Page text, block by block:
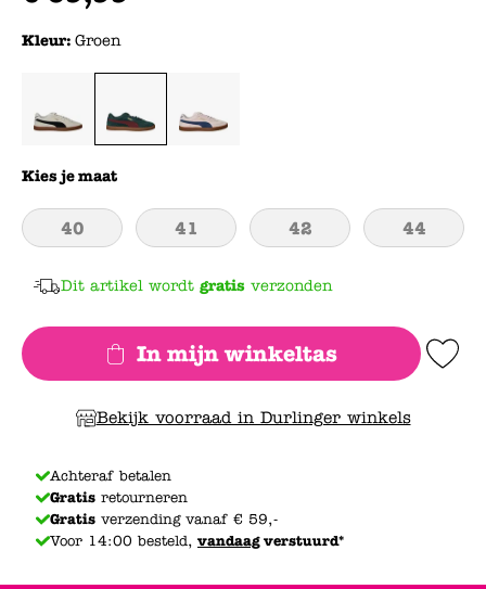
Kleur: Groen
Kies je maat
40 41 42 44
Dit artikel wordt gratis verzonden
In mijn winkeltas Add to
Bekijk voorraad in Durlinger winkels
Achteraf betalen
Gratis retourneren
Gratis verzending vanaf € 59,-
Voor 14:00 besteld, vandaagverstuurd*